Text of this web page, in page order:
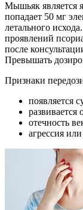
Мышьяк является
попадает 50 мг
летального
проявлений
после
Превышать
Признаки
появляется
отечность
агрессия